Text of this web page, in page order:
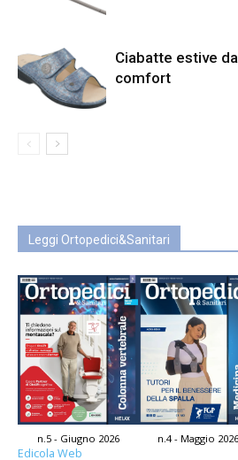
Ciabatte estive
comfort
Leggi Ortopedici&Sanitari
n.5 - Giugno 2026 n.4 - Maggio 2026
Edicola Web